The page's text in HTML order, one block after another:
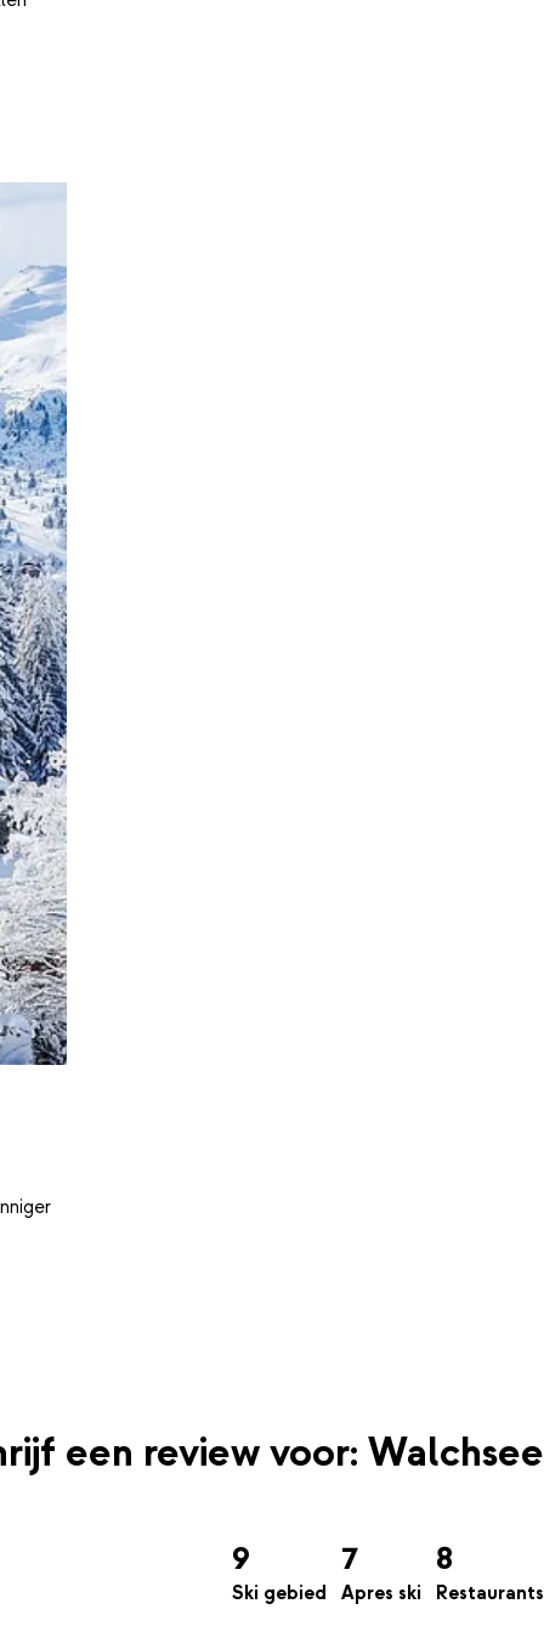
een review voor: Walchsee
9
Ski gebied
7
Apres ski
8
Restaurants